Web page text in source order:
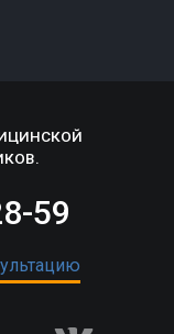
59